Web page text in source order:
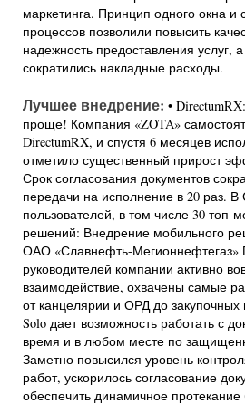
маркетинга. Принцип одного окна и
процессов позволили повысить
надежность предоставления услуг,
сократились накладные расходы.
Лучшее внедрение: •
проще! Компания «ZOTA»
DirectumRX, и спустя 6 месяцев
отметило существенный прирост
Срок согласования документов
передачи на исполнение в 20 раз.
пользователей, в том числе 30
решений: Внедрение мобильного
ОАО «Славнефть-Мегионнефтегаз»
руководителей компании активно
взаимодействие, охвачены самые
от канцелярии и ОРД до
Solo дает возможность работать с
время и в любом месте по
Заметно повысился уровень
работ, ускорилось согласование
обеспечить динамичное протекание